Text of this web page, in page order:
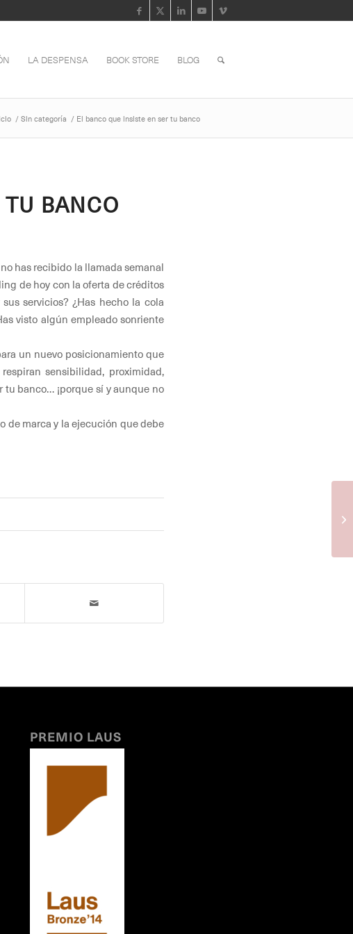
LA DESPENSA BOOK STORE BLOG
/Sin categoría / El banco que insiste en ser tu banco
BANCO
has recibido la llamada semanal
de hoy con la oferta de créditos
servicios? ¿Has hecho la cola
visto algún empleado sonriente
un nuevo posicionamiento que
sensibilidad, proximidad,
tu banco… ¡porque sí y aunque no
de marca y la ejecución que debe
PREMIO LAUS